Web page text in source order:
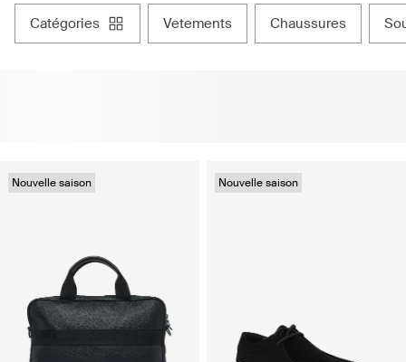
catégories vetements chaussures
Nouvelle saison Nouvelle saison